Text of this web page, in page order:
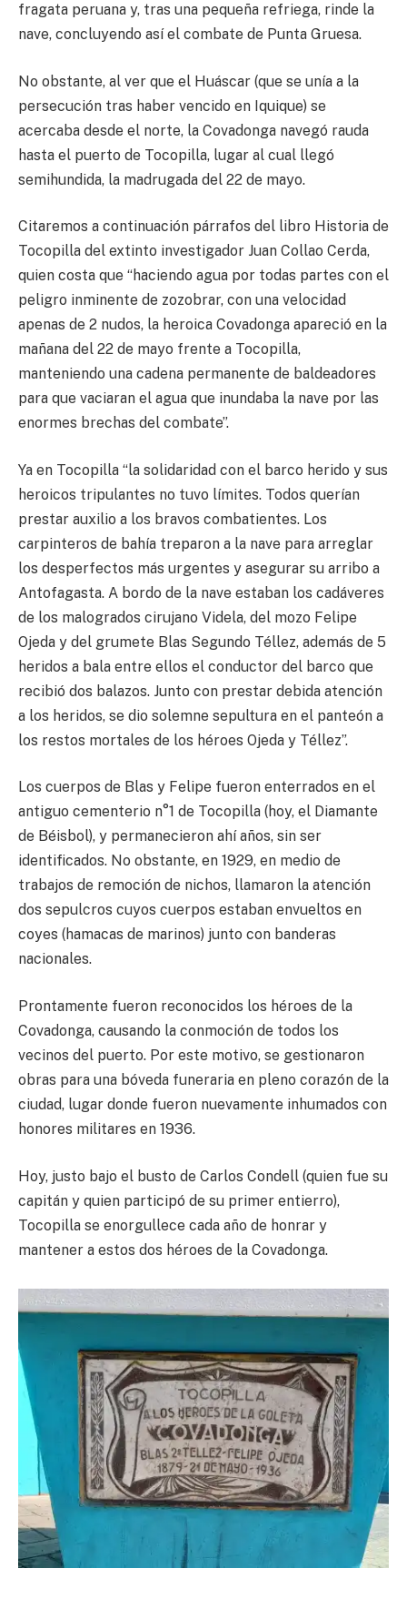
fragata peruana y, tras una pequeña refriega, rinde la
nave, concluyendo así el combate de Punta Gruesa.
No obstante, al ver que el Huáscar (que se unía a la
persecución tras haber vencido en Iquique) se
acercaba desde el norte, la Covadonga navegó rauda
hasta el puerto de Tocopilla, lugar al cual llegó
semihundida, la madrugada del 22 de mayo.
Citaremos a continuación párrafos del libro Historia de
Tocopilla del extinto investigador Juan Collao Cerda,
quien costa que “haciendo agua por todas partes con el
peligro inminente de zozobrar, con una velocidad
apenas de 2 nudos, la heroica Covadonga apareció en la
mañana del 22 de mayo frente a Tocopilla,
manteniendo una cadena permanente de baldeadores
para que vaciaran el agua que inundaba la nave por las
enormes brechas del combate”.
Ya en Tocopilla “la solidaridad con el barco herido y sus
heroicos tripulantes no tuvo límites. Todos querían
prestar auxilio a los bravos combatientes. Los
carpinteros de bahía treparon a la nave para arreglar
los desperfectos más urgentes y asegurar su arribo a
Antofagasta. A bordo de la nave estaban los cadáveres
de los malogrados cirujano Videla, del mozo Felipe
Ojeda y del grumete Blas Segundo Téllez, además de 5
heridos a bala entre ellos el conductor del barco que
recibió dos balazos. Junto con prestar debida atención
a los heridos, se dio solemne sepultura en el panteón a
los restos mortales de los héroes Ojeda y Téllez”.
Los cuerpos de Blas y Felipe fueron enterrados en el
antiguo cementerio n°1 de Tocopilla (hoy, el Diamante
de Béisbol), y permanecieron ahí años, sin ser
identificados. No obstante, en 1929, en medio de
trabajos de remoción de nichos, llamaron la atención
dos sepulcros cuyos cuerpos estaban envueltos en
coyes (hamacas de marinos) junto con banderas
nacionales.
Prontamente fueron reconocidos los héroes de la
Covadonga, causando la conmoción de todos los
vecinos del puerto. Por este motivo, se gestionaron
obras para una bóveda funeraria en pleno corazón de la
ciudad, lugar donde fueron nuevamente inhumados con
honores militares en 1936.
Hoy, justo bajo el busto de Carlos Condell (quien fue su
capitán y quien participó de su primer entierro),
Tocopilla se enorgullece cada año de honrar y
mantener a estos dos héroes de la Covadonga.